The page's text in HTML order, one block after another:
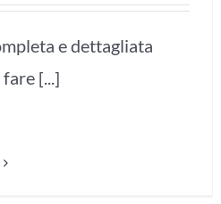
e dettagliata
[...]